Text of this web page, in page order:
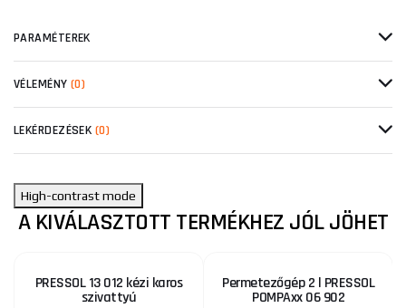
PARAMÉTEREK
VÉLEMÉNY (0)
LEKÉRDEZÉSEK (0)
High-contrast mode
A KIVÁLASZTOTT TERMÉKHEZ JÓL JÖHET
PRESSOL 13 012 kézi karos
szivattyú
Permetezőgép 2 l PRESSOL
POMPAxx 06 902